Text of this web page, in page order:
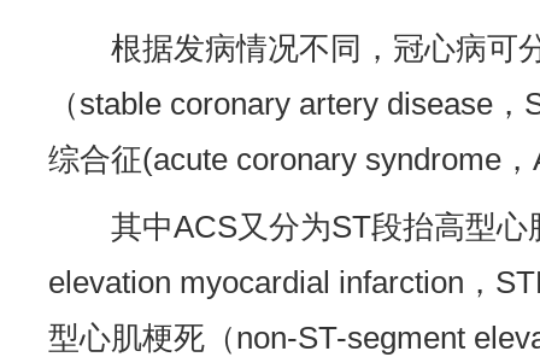
根据发病情况不同，冠心病可
（stable coronary artery disease
综合征(acute coronary syndrome
其中ACS又分为ST段抬高型心
elevation myocardial infarction，
型心肌梗死（non-ST-segment